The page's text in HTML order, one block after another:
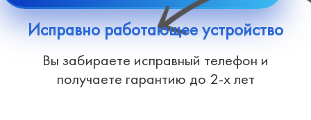
Исправно работающее устройство
Вы забираете исправный телефон и
получаете гарантию до 2-х лет